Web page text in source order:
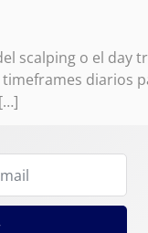
scalping o el day
diarios